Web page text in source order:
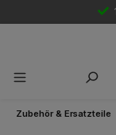
Zubehör & Ersatzteile